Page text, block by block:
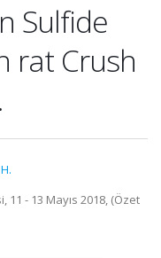
Sulfide
rat Crush
11 - 13 Mayıs 2018, (Özet